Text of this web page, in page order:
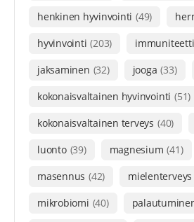
henkinen hyvinvointi (49)
hyvinvointi (203) immuniteetti
jaksaminen (32) jooga (33)
kokonaisvaltainen hyvinvointi (51)
kokonaisvaltainen terveys (40)
luonto (39) magnesium (41)
masennus (42) mielenterveys
mikrobiomi (40)